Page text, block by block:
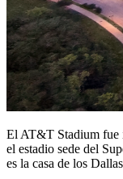
El AT&T Stadium fue
el estadio sede del
es la casa de los